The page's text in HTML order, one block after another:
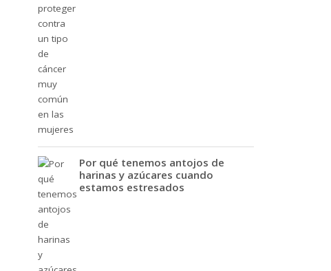
Por qué tenemos antojos de
harinas y azúcares cuando
estamos estresados